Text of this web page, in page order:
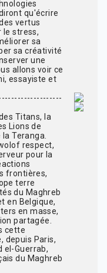
qu'écrire
vertus
le stress,
sa
sa créativité
une
allons voir ce
essayiste et
Titans, la
Lions de
Teranga.
respect,
pour la
frontières,
terre
du Maghreb
en Belgique,
en masse,
partagée.
cette
depuis Paris,
el-Guerrab,
du Maghreb